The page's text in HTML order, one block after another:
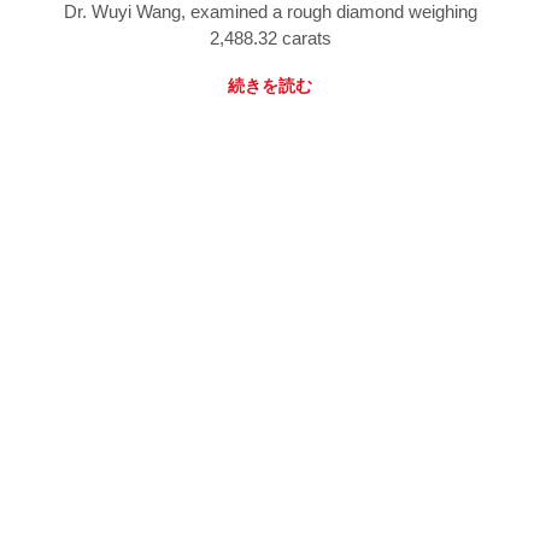
Dr. Wuyi Wang, examined a rough diamond weighing
2,488.32 carats
続きを読む